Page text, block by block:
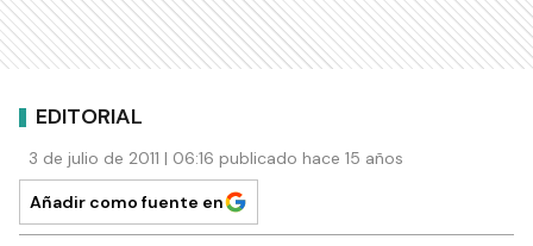
EDITORIAL
3 de julio de 2011 | 06:16 publicado hace 15 años
Añadir como fuente en